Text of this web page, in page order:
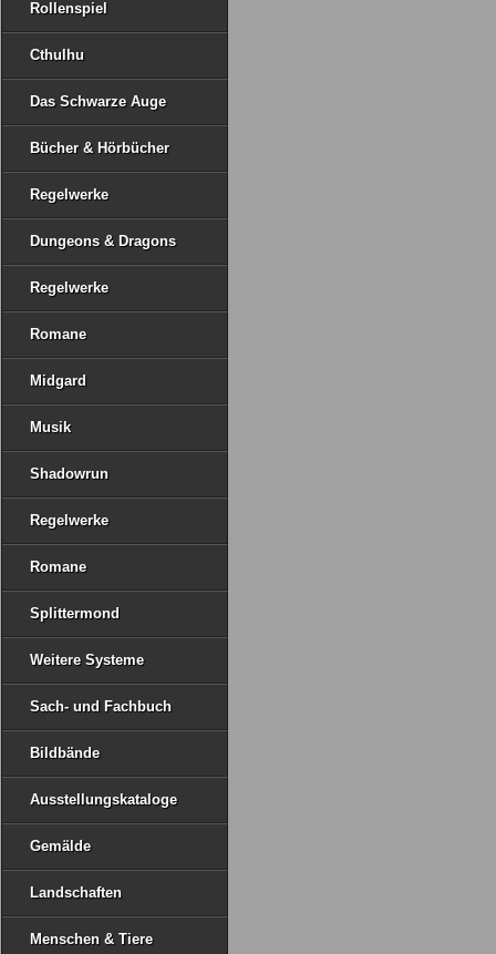
Rollenspiel
Cthulhu
Das Schwarze Auge
Bücher & Hörbücher
Regelwerke
Dungeons & Dragons
Regelwerke
Romane
Midgard
Musik
Shadowrun
Regelwerke
Romane
Splittermond
Weitere Systeme
Sach- und Fachbuch
Bildbände
Ausstellungskataloge
Gemälde
Landschaften
Menschen & Tiere